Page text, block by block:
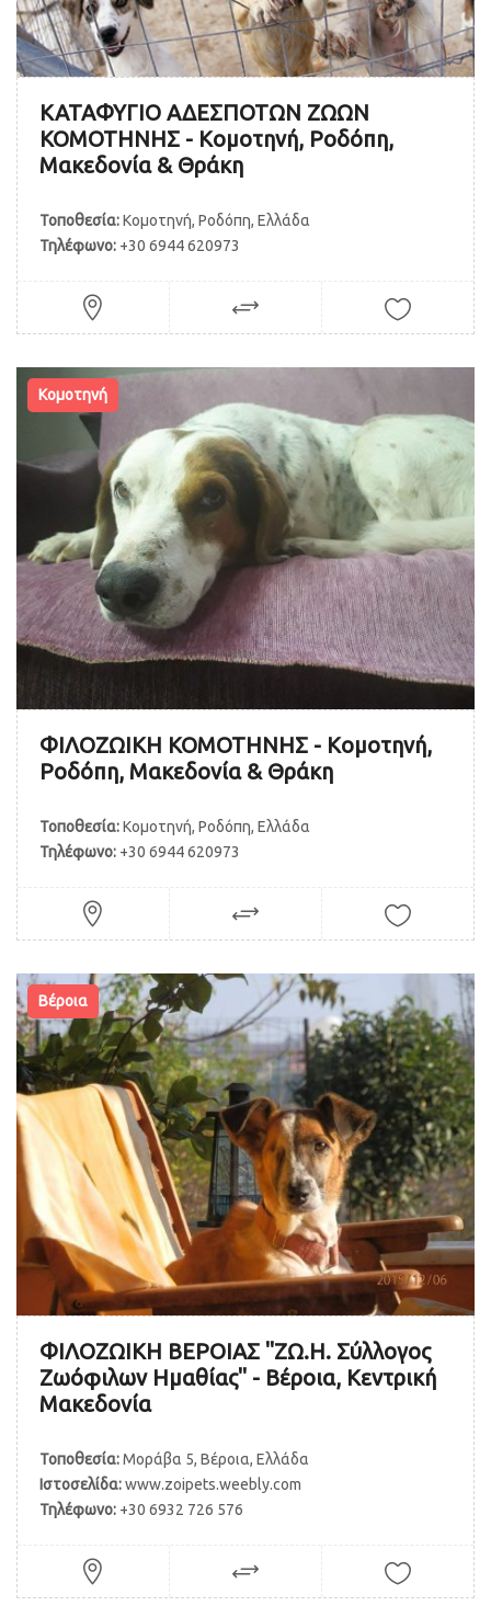
ΚΑΤΑΦΥΓΙΟ ΑΔΕΣΠΟΤΩΝ ΖΩΩΝ
ΚΟΜΟΤΗΝΗΣ - Κομοτηνή, Ροδόπη,
Μακεδονία & Θράκη
Τοποθεσία:Κομοτηνή, Ροδόπη, Ελλάδα
Τηλέφωνο: +30 6944 620973
Κομοτηνή
ΦΙΛΟΖΩΙΚΗ ΚΟΜΟΤΗΝΗΣ - Κομοτηνή,
Ροδόπη, Μακεδονία & Θράκη
Τοποθεσία:Κομοτηνή, Ροδόπη, Ελλάδα
Τηλέφωνο: +30 6944 620973
Βέροια
ΦΙΛΟΖΩΙΚΗ ΒΕΡΟΙΑΣ "ΖΩ.Η. Σύλλογος
Ζωόφιλων Ημαθίας" - Βέροια, Κεντρική
Μακεδονία
Τοποθεσία:Μοράβα 5, Βέροια, Ελλάδα
Ιστοσελίδα:www.zoipets.weebly.com
Τηλέφωνο: +30 6932 726 576